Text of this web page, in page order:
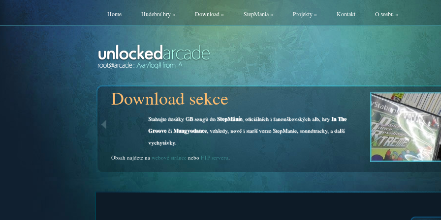
Home Hudební hry» Download» StepMania» Projekty» Kontakt O webu »
Download sekce
Stahujte desítky GB songů doStepMáníe, oficiálních i fanouškovských alb, hry In The
Grooveči Mungyodance, vzhledy, nové i starší verze StepManie, soundtracky, a další
vychytávky.
Obsah najdete na webové stránce nebo FTP serveru.